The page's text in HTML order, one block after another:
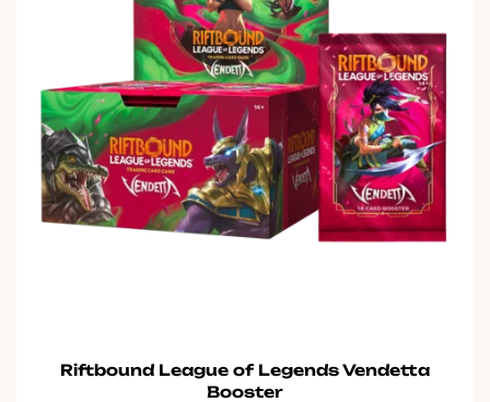
Riftbound League of Legends Vendetta
Booster